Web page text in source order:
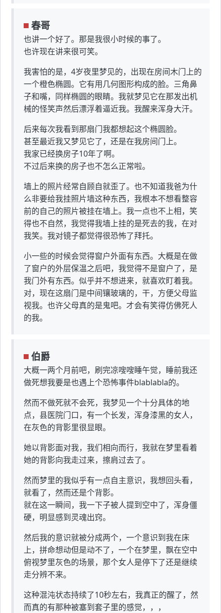
春哥
也讲一个好了。那是我很小时候的事了。
也许现在讲来很可笑。
我害怕的是，4岁夜里梦见的，出现在房间木门上的
一个橙色椭圆。它有用几何图形构成的脸。三角鼻
子和嘴，同样椭圆的眼睛。我就梦见它在那发出机
械的怪笑声然后漂浮着逼近我。我醒来浑身大汗。
后来每次我看到那扇门我都想起这个椭圆脸。
甚至最近我又梦见它了，还是在我房间门上。
我家已经换房子10年了啊。
不过后来换的房子也不怎么正常啦。
墙上的照片经常自顾自就歪了。也不知道我爸为什
么非要给我挂照片墙这种东西，我根本不想看整容
前的自己的照片被挂在墙上。我一点也不上相，笑
得也不自然，我觉得我墙上挂的是死去的我，在对
我笑。我对镜子都觉得很恐怖了拜托。
小一些的时候会觉得窗户外面有东西。大概是在做
了窗户的外层保温之后吧，我觉得不是窗户了，是
我门外有东西。似乎并不想进来，就喜欢盯着我。
对，现在这扇门是中间镶玻璃的，干，方便父母监
视我。也许父母真的是鬼吧。才会有笑得仿佛死人
的我。
伯爵
大概一两个月前吧，刷完凉嗖嗖睡午觉，睡前我还
做死想我要是也遇上个恐怖事件blablabla的。
然而不做死就不会死，我梦见一个十分具体的地
点，县医院门口，有一个长发，浑身漆黑的女人，
在灰色的背影里很显眼。
她以背影面对我，我们相向而行，我就在梦里看着
她的背影向我走过来，擦肩过去了。
然而梦里的我似乎有一点自主意识，我想回头看，
就看了，然而还是个背影。
就在这一瞬间，我一下子被人提到空中了，浑身僵
硬，明显感到灵魂出窍。
然后我的意识就被分成两个，一个意识到我在床
上，拼命想动但是动不了，一个在梦里，飘在空中
俯视梦里灰色的场景，那个女人是停下了还是继续
走分辨不来。
这种混沌状态持续了10秒左右，我真正的醒了，然
而真的有那种被塞到套子里的感觉，，，